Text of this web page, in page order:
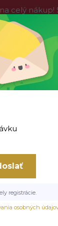
celý
ešte dnes!
registrácie.
osobných